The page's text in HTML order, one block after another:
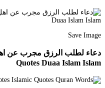
Save Image
Quotes Duaa Islam Islam